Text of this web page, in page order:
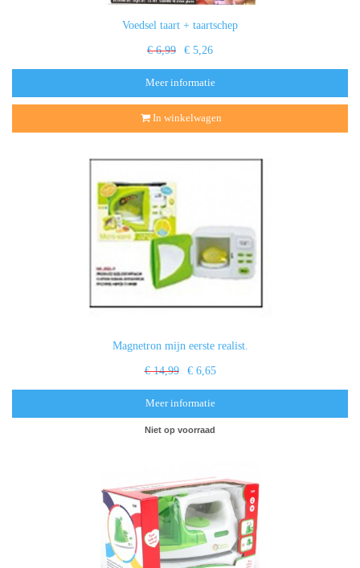
Voedsel taart + taartschep
€ 6,99 € 5,26
Meer informatie
In winkelwagen
Magnetron mijn eerste realist.
€ 14,99 € 6,65
Meer informatie
Niet op voorraad